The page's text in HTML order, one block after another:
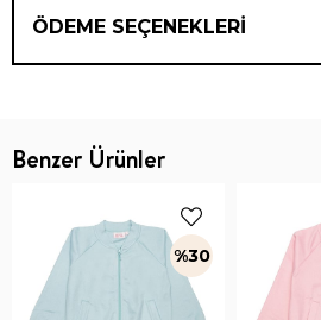
ÖDEME SEÇENEKLERI
Benzer Ürünler
%30